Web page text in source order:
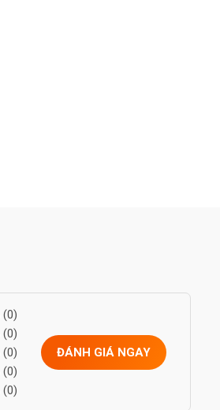
(0)
(0)
(0)
(0)
(0)
ĐÁNH GIÁ NGAY